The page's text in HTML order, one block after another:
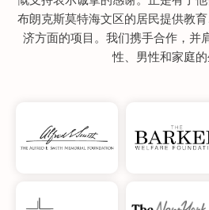
布朗克斯莫特海文区的居民提供教
济方面的项目。我们携手合作，并
性、男性和家庭的